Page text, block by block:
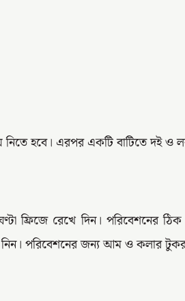
নিতে হবে। এরপর একটি বাটিতে দই ও
ফ্রিজে রেখে দিন। পরিবেশনের
নিন। পরিবেশনের জন্য আম ও কলার